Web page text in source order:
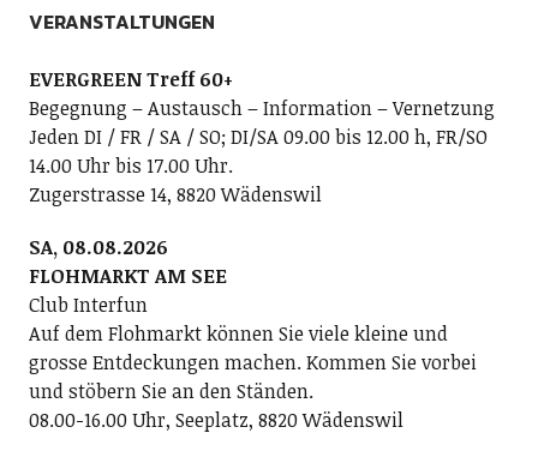
VERANSTALTUNGEN
EVERGREEN Treff 60+
Begegnung – Austausch – Information – Vernetzung
Jeden DI / FR / SA / SO; DI/SA 09.00 bis 12.00 h, FR/SO
14.00 Uhr bis 17.00 Uhr.
Zugerstrasse 14, 8820 Wädenswil
SA, 08.08.2026
FLOHMARKT AM SEE
Club Interfun
Auf dem Flohmarkt können Sie viele kleine und
grosse Entdeckungen machen. Kommen Sie vorbei
und stöbern Sie an den Ständen.
08.00-16.00 Uhr, Seeplatz, 8820 Wädenswil